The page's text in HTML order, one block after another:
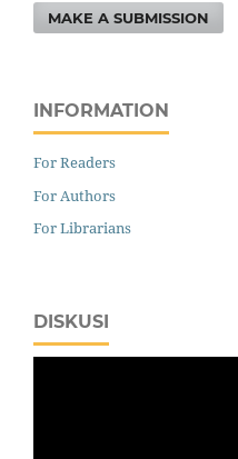
MAKE A SUBMISSION
INFORMATION
For Readers
For Authors
For Librarians
DISKUSI